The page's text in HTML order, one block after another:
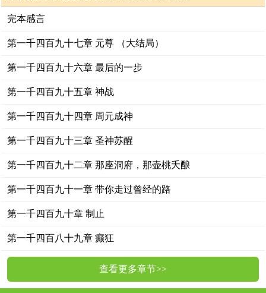
完本感言
第一千四百九十七章 元尊 （大结局）
第一千四百九十六章 最后的一步
第一千四百九十五章 神战
第一千四百九十四章 周元成神
第一千四百九十三章 圣神苏醒
第一千四百九十二章 那座洞府，那壶桃夭酿
第一千四百九十一章 带你走过曾经的路
第一千四百九十章 制止
第一千四百八十九章 癫狂
查看更多章节>>